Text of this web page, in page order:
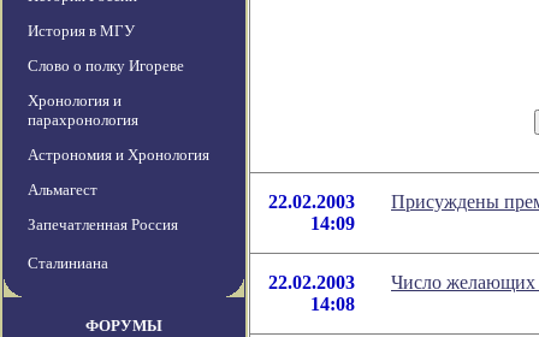
История в МГУ
Слово о полку Игореве
Хронология и
парахронология
Астрономия и Хронология
Альмагест
Запечатленная Россия
Сталиниана
ФОРУМЫ
22.02.2003
14:09
Присуждены
22.02.2003
14:08
Число желающих